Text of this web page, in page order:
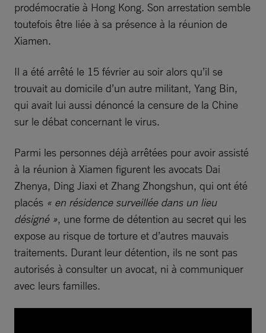
prodémocratie à Hong Kong. Son arrestation semble
toutefois être liée à sa présence à la réunion de
Xiamen.
Il a été arrêté le 15 février au soir alors qu’il se
trouvait au domicile d’un autre militant, Yang Bin,
qui avait lui aussi dénoncé la censure de la Chine
sur le débat concernant le virus.
Parmi les personnes déjà arrêtées pour avoir assisté
à la réunion à Xiamen figurent les avocats Dai
Zhenya, Ding Jiaxi et Zhang Zhongshun, qui ont été
placés « en résidence surveillée dans un lieu
désigné », une forme de détention au secret qui les
expose au risque de torture et d’autres mauvais
traitements. Durant leur détention, ils ne sont pas
autorisés à consulter un avocat, ni à communiquer
avec leurs familles.